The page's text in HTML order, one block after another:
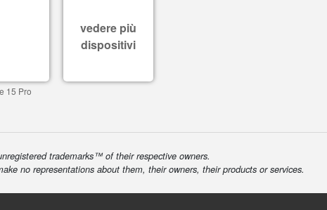
15 Pro
vedere più
dispositivi
trademarks™ of their respective owners.
no representations about them, their owners, their products or services.